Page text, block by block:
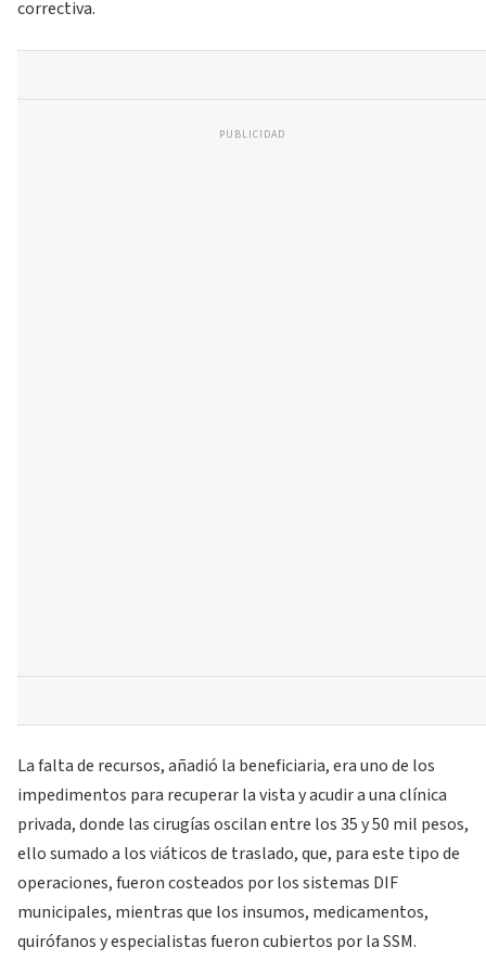
correctiva.
PUBLICIDAD
La falta de recursos, añadió la beneficiaria, era uno de los
impedimentos para recuperar la vista y acudir a una clínica
privada, donde las cirugías oscilan entre los 35 y 50 mil pesos,
ello sumado a los viáticos de traslado, que, para este tipo de
operaciones, fueron costeados por los sistemas DIF
municipales, mientras que los insumos, medicamentos,
quirófanos y especialistas fueron cubiertos por la SSM.